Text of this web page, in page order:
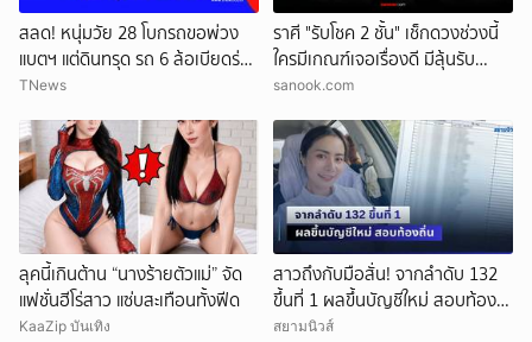
สลด! หนุ่มวัย 28 โบกรถขอพ่วง
แบตฯ แต่ดินทรุด รถ 6 ล้อเบียดร่าง
ดับ
TNews
ราศี "รับโชค 2 ชั้น" เช็กดวงช่วงนี้
ใครมีเกณฑ์เจอเรื่องดี มีลุ้นรับ
ความปัง
sanook.com
ลุคนี้เกินต้าน “นางร้ายตัวแม่” จัด
แฟชั่นฮีโร่สาว แซ่บสะเทือนทั้งฟีด
KaaZip บันเทิง
สาวถึงกับมือสั่น! จากลำดับ 132
ขึ้นที่ 1 ผลขึ้นบัญชีใหม่ สอบท้อง
ถิ่น
สยามนิวส์